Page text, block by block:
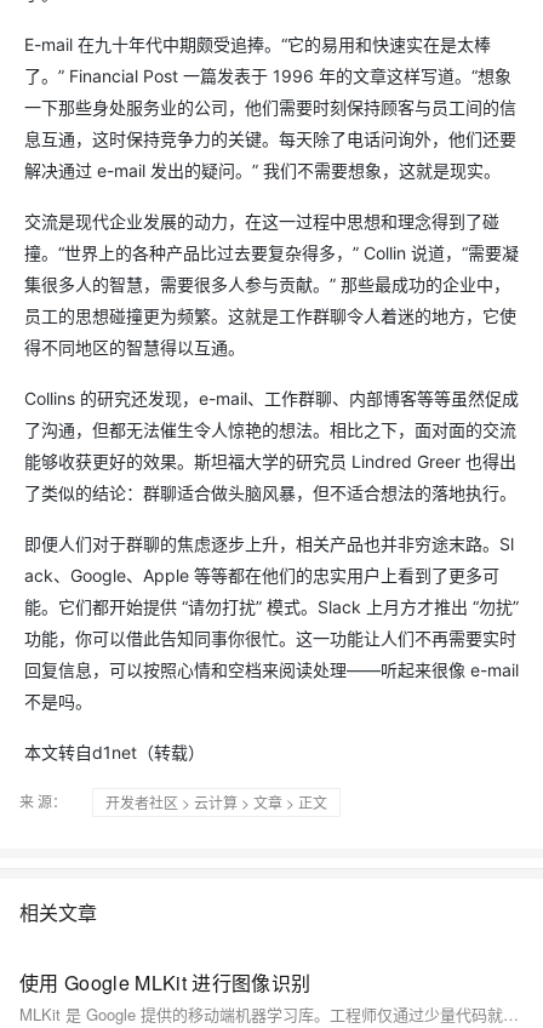
E-mail 在九十年代中期颇受追捧。“它的易用和快速实在是太棒
了。” Financial Post 一篇发表于 1996 年的文章这样写道。“想象
一下那些身处服务业的公司，他们需要时刻保持顾客与员工间的信
息互通，这时保持竞争力的关键。每天除了电话问询外，他们还要
解决通过 e-mail 发出的疑问。” 我们不需要想象，这就是现实。
交流是现代企业发展的动力，在这一过程中思想和理念得到了碰
撞。“世界上的各种产品比过去要复杂得多，” Collin 说道，“需要凝
集很多人的智慧，需要很多人参与贡献。” 那些最成功的企业中，
员工的思想碰撞更为频繁。这就是工作群聊令人着迷的地方，它使
得不同地区的智慧得以互通。
Collins 的研究还发现，e-mail、工作群聊、内部博客等等虽然促成
了沟通，但都无法催生令人惊艳的想法。相比之下，面对面的交流
能够收获更好的效果。斯坦福大学的研究员 Lindred Greer 也得出
了类似的结论：群聊适合做头脑风暴，但不适合想法的落地执行。
即便人们对于群聊的焦虑逐步上升，相关产品也并非穷途末路。Sl
ack、Google、Apple 等等都在他们的忠实用户上看到了更多可
能。它们都开始提供 “请勿打扰” 模式。Slack 上月方才推出 “勿扰”
功能，你可以借此告知同事你很忙。这一功能让人们不再需要实时
回复信息，可以按照心情和空档来阅读处理——听起来很像 e-mail
不是吗。
本文转自d1net（转载）
来 源： 开发者社区 > 云计算 > 文章 > 正文
相关文章
使用 Google MLKit 进行图像识别
MLKit 是 Google 提供的移动端机器学习库。工程师仅通过少量代码就能在 Andorid 或 iOS 上实现各种 AI 能力，例如图像、文字、人脸识别等等